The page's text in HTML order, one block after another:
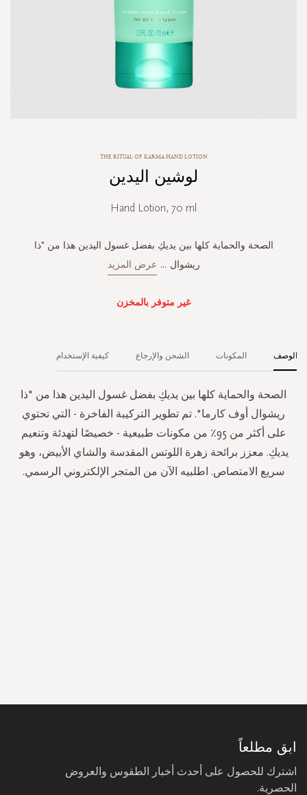
gallery
THE RITUAL OF KARMA HAND LOTION
لوشين اليدين
Hand Lotion, 70 ml
الصحة والحماية كلها بين يديكِ بفضل غسول اليدين هذا من "ذا
ريشوال ... عرض المزيد
غير متوفر بالمخزن
الوصف
الصحة والحماية كلها بين يديكِ بفضل غسول اليدين هذا من "ذا
ريشوال أوف كارما". تم تطوير التركيبة الفاخرة - التي تحتوي
على أكثر من 95٪ من مكونات طبيعية - خصيصًا لتهدئة وتنعيم
يديكِ. معزز برائحة زهرة اللوتس المقدسة والشاي الأبيض، وهو
سريع الامتصاص. اطلبيه الآن من المتجر الإلكتروني الرسمي.
المكونات الشحن والإرجاع كيفية الإستخدام
ابق مطلعاً
اشترك للحصول على أحدث أخبار الطقوس والعروض
الحصرية.